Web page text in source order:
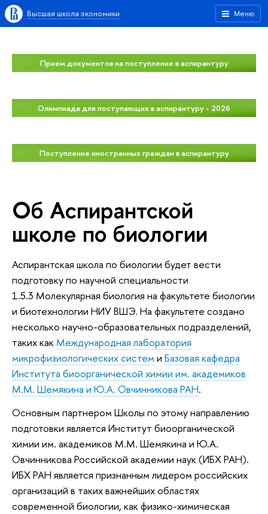
Меню
Высшая школа экономики
Прием документов на поступление в аспирантуру
Олимпиада для поступающих в аспирантуру - 2026
Поступление иностранных граждан в аспирантуру
Об Аспирантской
школе по биологии
Аспирантская школа по биологии будет вести
подготовку по научной специальности
1.5.3 Молекулярная биология на факультете биологии
и биотехнологии НИУ ВШЭ. На факультете создано
несколько научно-образовательных подразделений,
таких как Mеждународная лаборатория
микрофизиологических систем и Базовая кафедра
Института биоорганической химии им. академиков
М.М. Шемякина и Ю.А. Овчинникова РАН.
Основным партнером Школы по этому направлению
подготовки является Институт биоорганической
химии им. академиков М.М. Шемякина и Ю.А.
Овчинникова Российской академии наук (ИБХ РАН).
ИБХ РАН является признанным лидером российских
организаций в таких важнейших областях
современной биологии, как физико-химическая